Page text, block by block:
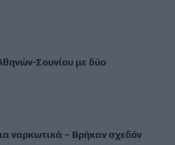
Σουνίου με δύο
ναρκωτικά – Βρήκαν σχεδόν